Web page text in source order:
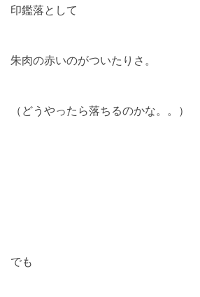
印鑑落として
朱肉の赤いのがついたりさ。
（どうやったら落ちるのかな。。）
でも